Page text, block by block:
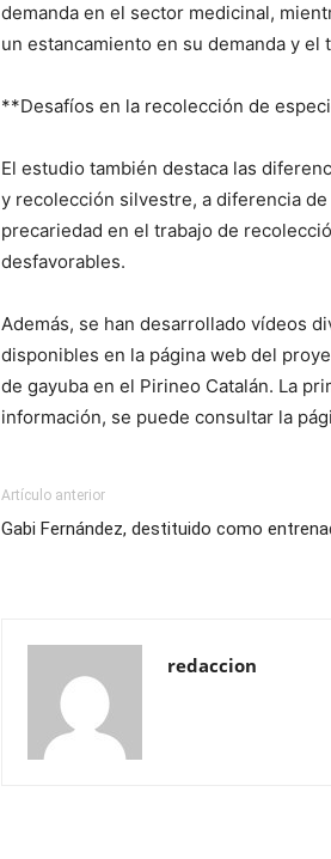
demanda en el sector medicinal,
un estancamiento en su demanda y
**Desafíos en la recolección de
El estudio también destaca las
y recolección silvestre, a diferencia
precariedad en el trabajo de
desfavorables.
Además, se han desarrollado vídeos
disponibles en la página web del
de gayuba en el Pirineo Catalán. La
información, se puede consultar la
Artículo anterior
Gabi Fernández, destituido como
redaccion